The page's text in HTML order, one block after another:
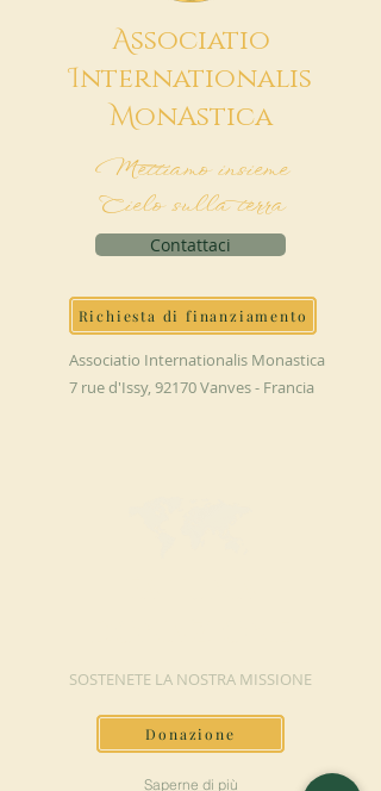
Associatio
Internationalis
MonAstica
Mettiamo insieme
Cielo sulla terra
Contattaci
Richiesta di finanziamento
Associatio Internationalis Monastica
7 rue d'Issy, 92170 Vanves - Francia
SOSTENETE LA NOSTRA MISSIONE
Donazione
Saperne di più